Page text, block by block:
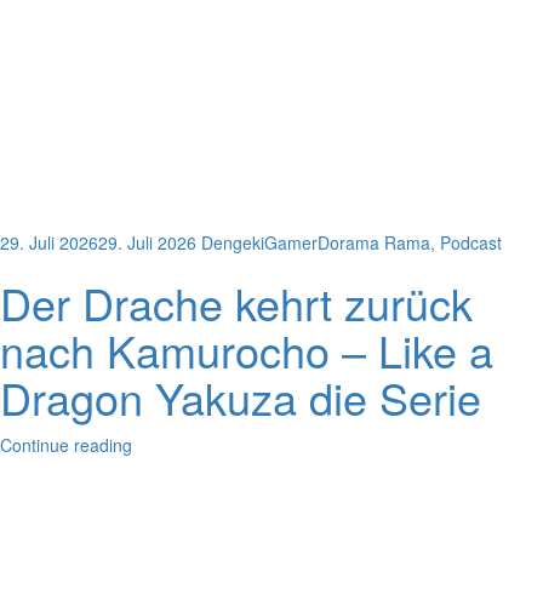
29. Juli 202629. Juli 2026 DengekiGamerDorama Rama, Podcast
Der Drache kehrt zurück
nach Kamurocho – Like a
Dragon Yakuza die Serie
Continue reading